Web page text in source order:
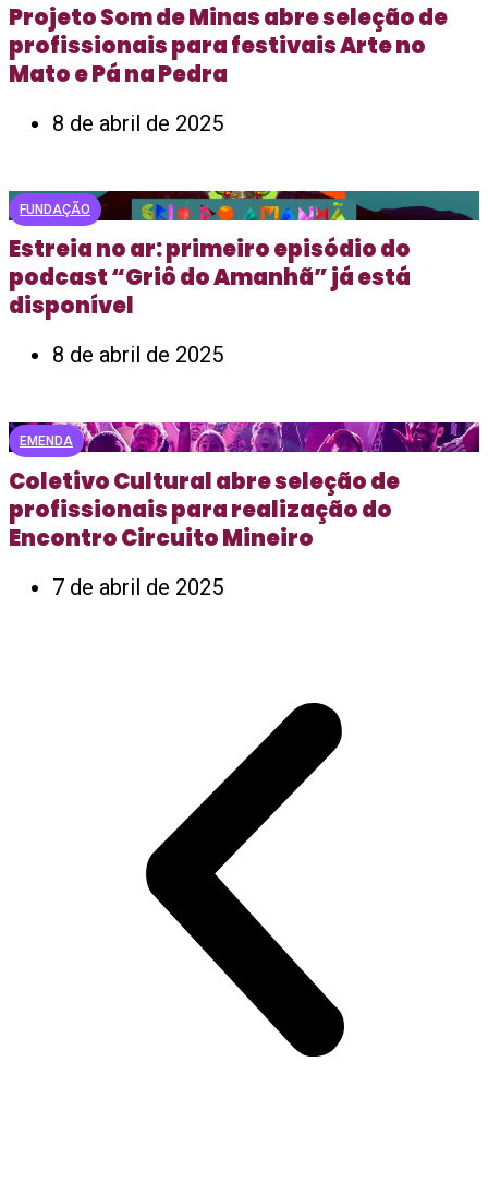
Projeto Som de Minas abre seleção de
profissionais para festivais Arte no
Mato e Pá na Pedra
8 de abril de 2025
FUNDAÇÃO
Estreia no ar: primeiro episódio do
podcast “Griô do Amanhã” já está
disponível
8 de abril de 2025
EMENDA
Coletivo Cultural abre seleção de
profissionais para realização do
Encontro Circuito Mineiro
7 de abril de 2025